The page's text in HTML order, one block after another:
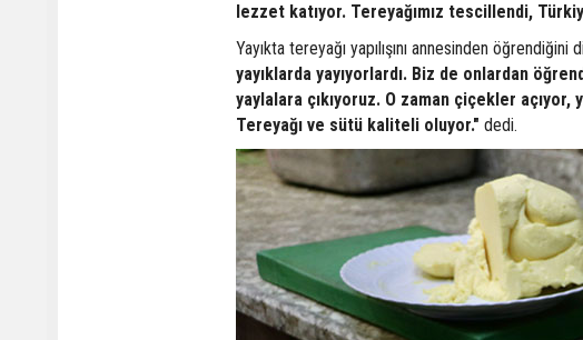
lezzet katıyor. Tereyağımız tescillendi,
Yayıkta tereyağı yapılışını annesinden öğrendiğini
yayıklarda yayıyorlardı. Biz de onlardan
yaylalara çıkıyoruz. O zaman çiçekler
Tereyağı ve sütü kaliteli oluyor." dedi.